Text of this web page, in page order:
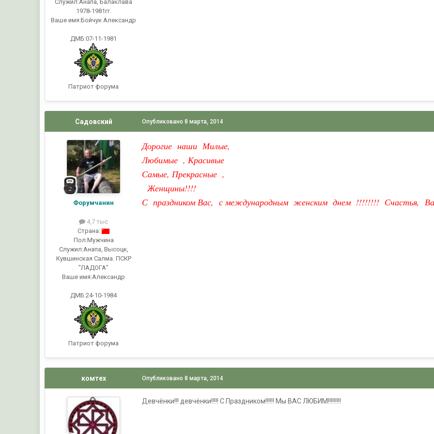
Служил:Анапа, Балаклава
1978-1981гг.
Ваше имя:Бойчук Александр
ДМБ:07-11-1981
Патриот форума
Садовский
Форумчанин
4,7 тыс
Страна:
Пол:Мужчина
Служил:Анапа, Высоцк,
Кувшинская Салма. ПСКР
"ЛАДОГА"
Ваше имя:Александр
ДМБ:24-10-1984
Патриот форума
Опубликовано8 марта, 2014
Дорогие наши Милые,
Любимые , Красивые
Самые, Прекрасные ,
Женщины!!!!
С праздником Вас, с международным женским днем !!!!!!!! Счастья,
комтех Опубликовано8 марта, 2014
Девчёнки!!! девчёнки!!!!! С Праздником!!!!!! Мы ВАС ЛЮБИМ!!!!!!!!!